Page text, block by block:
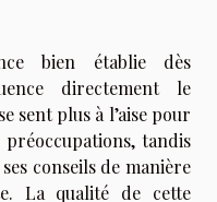
bien établie dès
directement le
sent plus à l’aise pour
préoccupations, tandis
conseils de manière
La qualité de cette